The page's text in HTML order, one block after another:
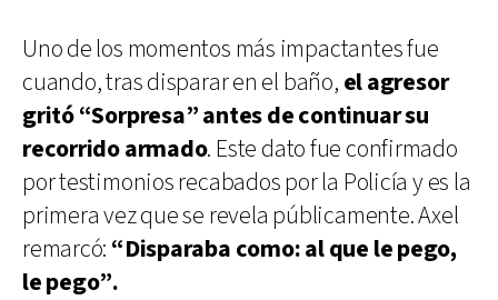
Uno de los momentos más impactantes fue
cuando, tras disparar en el baño, el agresor
gritó “Sorpresa” antes de continuar su
recorrido armado. Este dato fue confirmado
por testimonios recabados por la Policía y es la
primera vez que se revela públicamente. Axel
remarcó: “Disparaba como: al que le pego,
le pego”.